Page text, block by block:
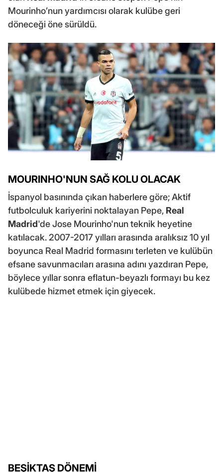
Mourinho’nun yardımcısı olarak kulübe geri
döneceği öne sürüldü.
MOURINHO'NUN SAĞ KOLU OLACAK
İspanyol basınında çıkan haberlere göre; Aktif
futbolculuk kariyerini noktalayan Pepe, Real
Madrid'de Jose Mourinho'nun teknik heyetine
katılacak. 2007-2017 yılları arasında aralıksız 10 yıl
boyunca Real Madrid formasını terleten ve kulübün
efsane savunmacıları arasına adını yazdıran Pepe,
böylece yıllar sonra eflatun-beyazlı formayı bu kez
kulübede hizmet etmek için giyecek.
BEŞİKTAŞ DÖNEMİ